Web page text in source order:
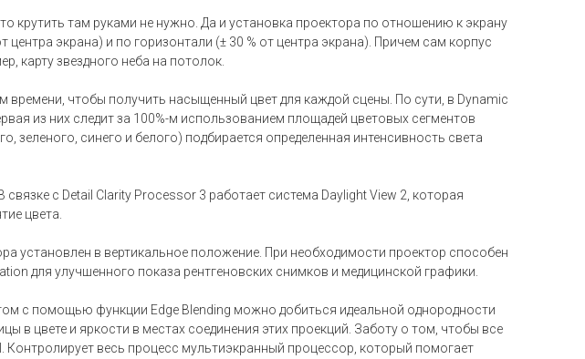
крутить там руками не нужно. Да и установка проектора по отношению к экрану
экрана) и по горизонтали (± 30 % от центра экрана). Причем сам корпус
карту звездного неба на потолок.
чтобы получить насыщенный цвет для каждой сцены. По сути, в Dynamic
из них следит за 100%-м использованием площадей цветовых сегментов
синего и белого) подбирается определенная интенсивность света
с Detail Clarity Processor 3 работает система Daylight View 2, которая
цвета.
установлен в вертикальное положение. При необходимости проектор способен
для улучшенного показа рентгеновских снимков и медицинской графики.
с помощью функции Edge Blending можно добиться идеальной однородности
в цвете и яркости в местах соединения этих проекций. Заботу о том, чтобы все
весь процесс мультиэкранный процессор, который помогает